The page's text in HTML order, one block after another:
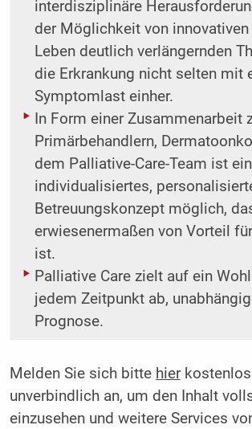
interdisziplinäre
der Möglichkeit von innovativen
Leben deutlich verlängernden
die Erkrankung nicht selten mit
Symptomlast einher.
In Form einer Zusammenarbeit
Primärbehandlern,
dem ­Palliative-Care-Team ist ein
individualisiertes,
Betreuungskonzept möglich,
erwiesenermaßen von Vorteil
ist.
Palliative Care zielt auf ein
jedem Zeitpunkt ab,
Prognose.
Melden Sie sich bitte hierkostenlos
unverbindlich an, um den Inhalt
einzusehen und weitere Services